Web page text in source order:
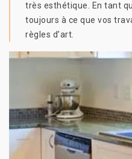
très esthétique. En tant
toujours à ce que vos
règles d’art.